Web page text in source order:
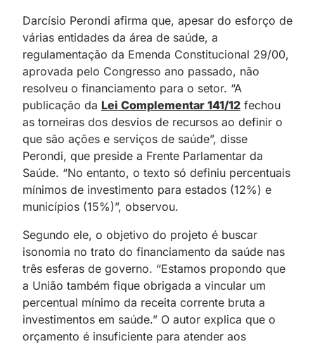
Darcísio Perondi afirma que, apesar do esforço de
várias entidades da área de saúde, a
regulamentação da Emenda Constitucional 29/00,
aprovada pelo Congresso ano passado, não
resolveu o financiamento para o setor. “A
publicação da Lei Complementar 141/12 fechou
as torneiras dos desvios de recursos ao definir o
que são ações e serviços de saúde”, disse
Perondi, que preside a Frente Parlamentar da
Saúde. “No entanto, o texto só definiu percentuais
mínimos de investimento para estados (12%) e
municípios (15%)”, observou.
Segundo ele, o objetivo do projeto é buscar
isonomia no trato do financiamento da saúde nas
três esferas de governo. “Estamos propondo que
a União também fique obrigada a vincular um
percentual mínimo da receita corrente bruta a
investimentos em saúde.” O autor explica que o
orçamento é insuficiente para atender aos